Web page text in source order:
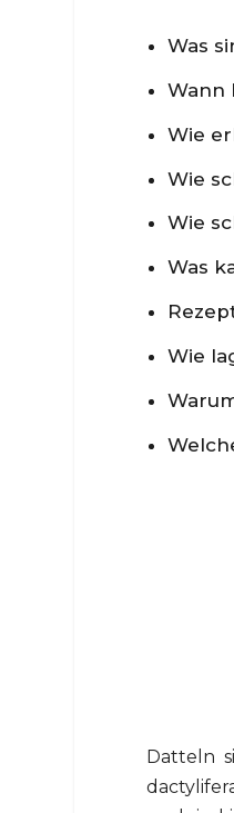
Was
Wann
Wie
Wie
Wie
Was
Wie
Datteln